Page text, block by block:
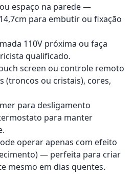
espaço na parede —
para embutir ou fixação
110V próxima ou faça
qualificado.
screen ou controle remoto
(troncos ou cristais), cores,
para desligamento
para manter
operar apenas com efeito
— perfeita para criar
mesmo em dias quentes.
Adicionar ao carrinho